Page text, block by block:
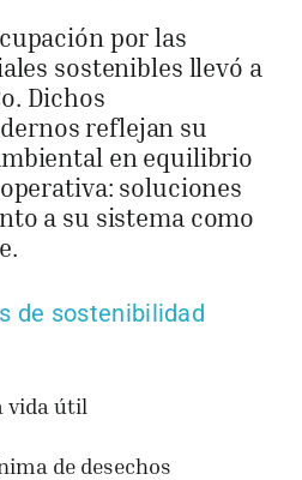
por las
sostenibles llevó a
Dichos
reflejan su
en equilibrio
soluciones
a su sistema como
de sostenibilidad
vida útil
de desechos